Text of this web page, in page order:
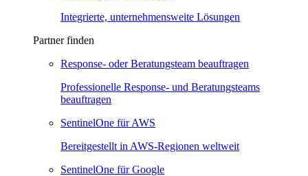
Integrierte, unternehmensweite Lösungen
Partner finden
Response- oder Beratungsteam beauftragen
Professionelle Response- und Beratungsteams
beauftragen
SentinelOne für AWS
Bereitgestellt in AWS-Regionen weltweit
SentinelOne für Google